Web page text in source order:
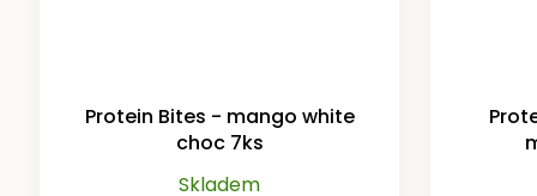
Protein Bites - mango white
choc 7ks
Skladem